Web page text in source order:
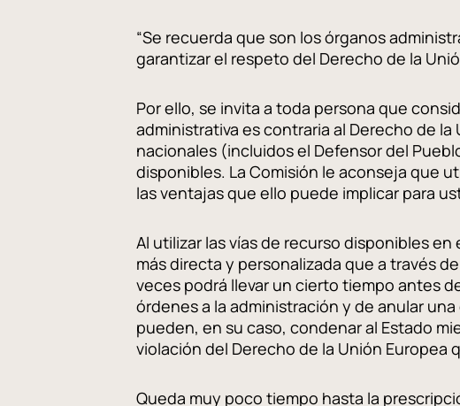
“Se recuerda que son los órganos
garantizar el respeto del Derecho de la
Por ello, se invita a toda persona que
administrativa es contraria al Derecho de
nacionales (incluidos el Defensor del
disponibles. La Comisión le aconseja que
las ventajas que ello puede implicar para
Al utilizar las vías de recurso disponibles
más directa y personalizada que a través
veces podrá llevar un cierto tiempo antes
órdenes a la administración y de anular
pueden, en su caso, condenar al Estado
violación del Derecho de la Unión Europea
Queda muy poco tiempo hasta la